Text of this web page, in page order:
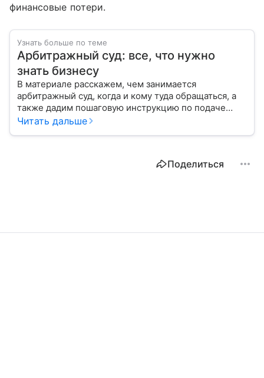
финансовые потери.
Узнать больше по теме
Арбитражный суд: все, что нужно
знать бизнесу
В материале расскажем, чем занимается
арбитражный суд, когда и кому туда обращаться, а
также дадим пошаговую инструкцию по подаче
искового заявления.
Читать дальше
Поделиться